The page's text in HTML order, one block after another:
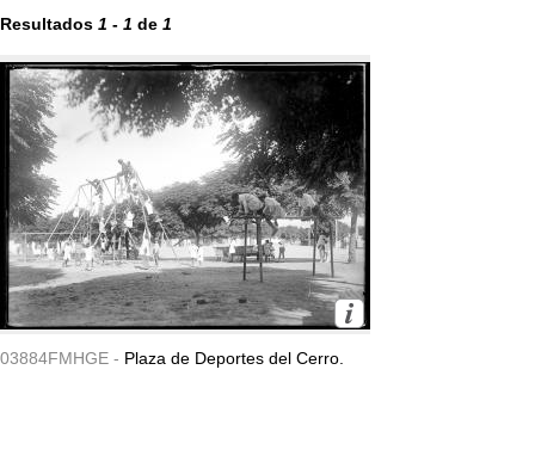
Resultados 1 - 1 de 1
03884FMHGE - Plaza de Deportes del Cerro.